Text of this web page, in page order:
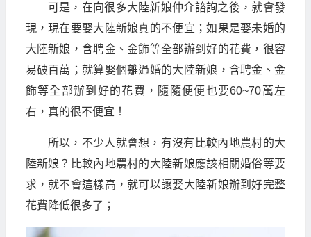
可是，在向很多大陸新娘仲介諮詢之後，就會發
現，現在要娶大陸新娘真的不便宜；如果是娶未婚的
大陸新娘，含聘金、金飾等全部辦到好的花費，很容
易破百萬；就算娶個離過婚的大陸新娘，含聘金、金
飾等全部辦到好的花費，隨隨便便也要60~70萬左
右，真的很不便宜！
所以，不少人就會想，有沒有比較內地農村的大
陸新娘？比較內地農村的大陸新娘應該相關婚俗等要
求，就不會這樣高，就可以讓娶大陸新娘辦到好完整
花費降低很多了；